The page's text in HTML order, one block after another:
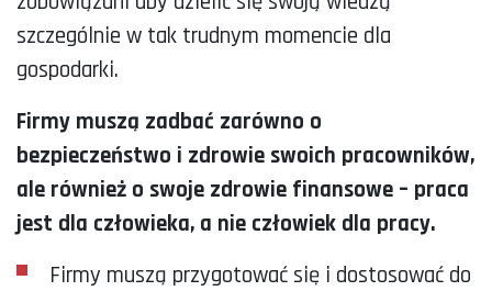
szczególnie w tak trudnym momencie dla
gospodarki.
Firmy muszą zadbać zarówno o
bezpieczeństwo i zdrowie swoich pracowników,
ale również o swoje zdrowie finansowe – praca
jest dla człowieka, a nie człowiek dla pracy.
Firmy muszą przygotować się i dostosować do